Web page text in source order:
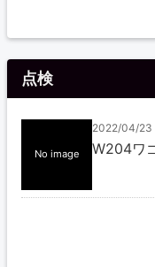
点検
No image
2022/04/23
W204ワ